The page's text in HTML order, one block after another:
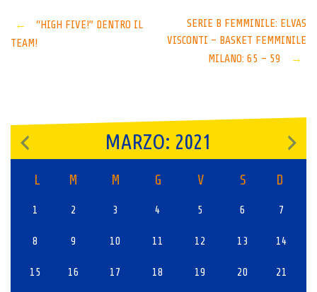
Post
←
“HIGH FIVE!” DENTRO IL
TEAM!
SERIE B FEMMINILE: ELVAS
VISCONTI – BASKET FEMMINILE
MILANO: 65 – 59
→
MARZO: 2021
L M M G V S D
1 2 3 4 5 6 7
8 9 10 11 12 13 14
15 16 17 18 19 20 21